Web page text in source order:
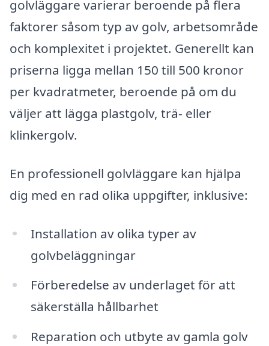
golvläggare varierar beroende på flera
faktorer såsom typ av golv, arbetsområde
och komplexitet i projektet. Generellt kan
priserna ligga mellan 150 till 500 kronor
per kvadratmeter, beroende på om du
väljer att lägga plastgolv, trä- eller
klinkergolv.
En professionell golvläggare kan hjälpa
dig med en rad olika uppgifter, inklusive:
Installation av olika typer av
golvbeläggningar
Förberedelse av underlaget för att
säkerställa hållbarhet
Reparation och utbyte av gamla golv